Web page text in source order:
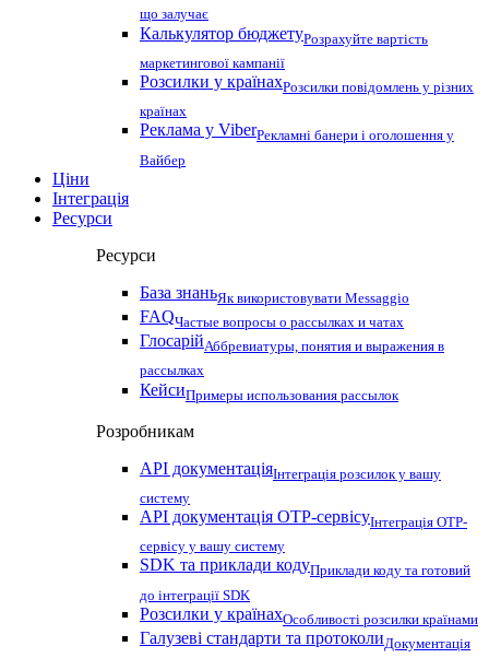
що залучає
Калькулятор бюджетуРозрахуйте вартість
маркетингової кампанії
Розсилки у країнахРозсилки повідомлень у різних
країнах
Реклама у ViberРекламні банери і оголошення у
Вайбер
Ціни
Інтеграція
Ресурси
Ресурси
База знаньЯк використовувати Messaggio
FAQЧастые вопросы о рассылках и чатах
ГлосарійАббревиатуры, понятия и выражения в
рассылках
КейсиПримеры использования рассылок
Розробникам
API документаціяІнтеграція розсилок у вашу
систему
API документація OTP-сервісуІнтеграція OTP-
сервісу у вашу систему
SDK та приклади кодуПриклади коду та готовий
до інтеграції SDK
Розсилки у країнахОсобливості розсилки країнами
Галузеві стандарти та протоколиДокументація